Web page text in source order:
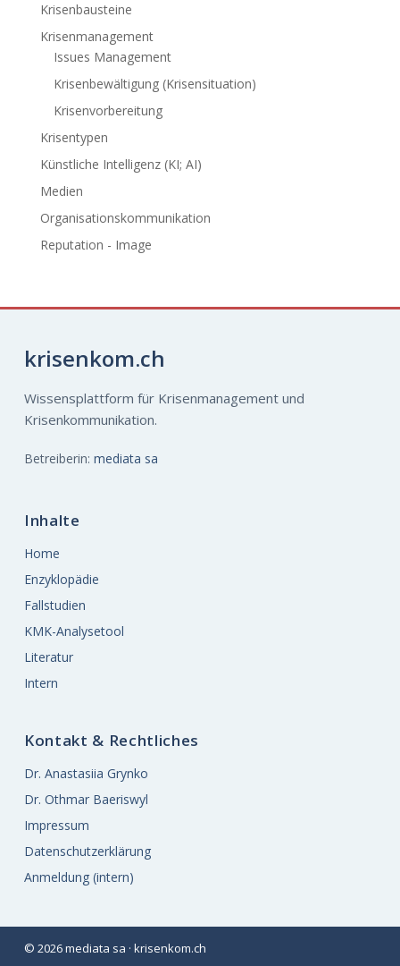
Krisenbausteine
Krisenmanagement
Issues Management
Krisenbewältigung (Krisensituation)
Krisenvorbereitung
Krisentypen
Künstliche Intelligenz (KI; AI)
Medien
Organisationskommunikation
Reputation - Image
krisenkom.ch
Wissensplattform für Krisenmanagement und
Krisenkommunikation.
Betreiberin: mediata sa
Inhalte
Home
Enzyklopädie
Fallstudien
KMK-Analysetool
Literatur
Intern
Kontakt & Rechtliches
Dr. Anastasiia Grynko
Dr. Othmar Baeriswyl
Impressum
Datenschutzerklärung
Anmeldung (intern)
© 2026 mediata sa · krisenkom.ch